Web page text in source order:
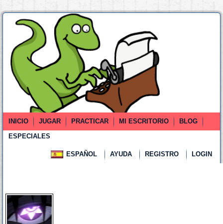
INICIO JUGAR PRACTICAR MI ESCRITORIO
BLOG
ESPECIALES
ESPAÑOL AYUDA REGISTRO LOGIN